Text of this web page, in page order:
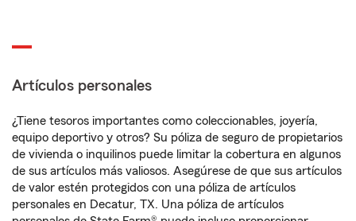
Artículos personales
¿Tiene tesoros importantes como coleccionables, joyería,
equipo deportivo y otros? Su póliza de seguro de propietarios
de vivienda o inquilinos puede limitar la cobertura en algunos
de sus artículos más valiosos. Asegúrese de que sus artículos
de valor estén protegidos con una póliza de artículos
personales en Decatur, TX. Una póliza de artículos